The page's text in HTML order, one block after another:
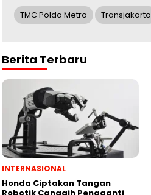
TMC Polda Metro Transjakarta
Berita Terbaru
INTERNASIONAL
Honda Ciptakan Tangan